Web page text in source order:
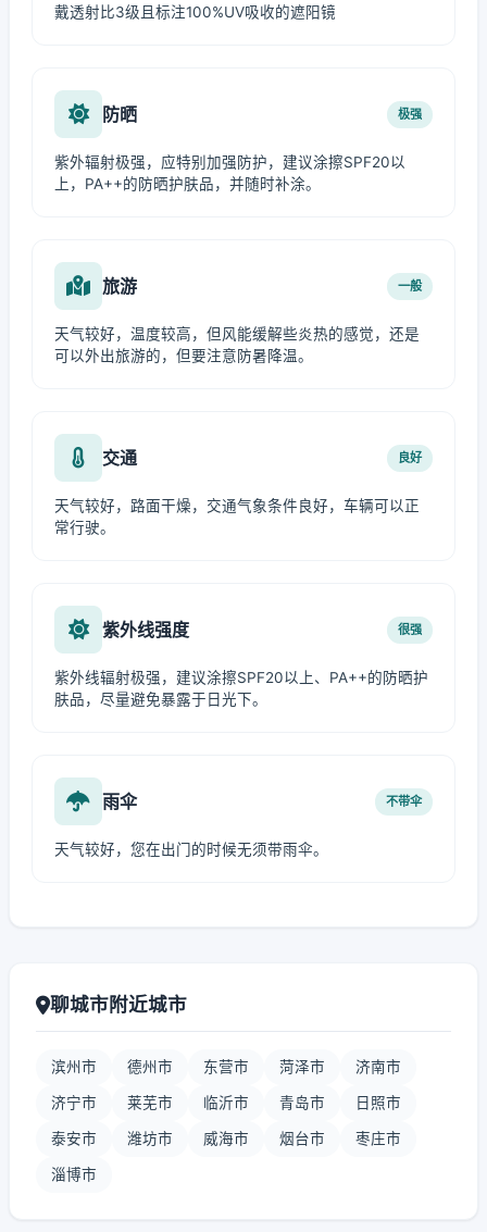
戴透射比3级且标注100%UV吸收的遮阳镜
防晒 极强
紫外辐射极强，应特别加强防护，建议涂擦SPF20以
上，PA++的防晒护肤品，并随时补涂。
旅游 一般
天气较好，温度较高，但风能缓解些炎热的感觉，还是
可以外出旅游的，但要注意防暑降温。
交通 良好
天气较好，路面干燥，交通气象条件良好，车辆可以正
常行驶。
紫外线强度 很强
紫外线辐射极强，建议涂擦SPF20以上、PA++的防晒护
肤品，尽量避免暴露于日光下。
雨伞 不带伞
天气较好，您在出门的时候无须带雨伞。
聊城市附近城市
滨州市 德州市 东营市 菏泽市 济南市
济宁市 莱芜市 临沂市 青岛市 日照市
泰安市 潍坊市 威海市 烟台市 枣庄市
淄博市